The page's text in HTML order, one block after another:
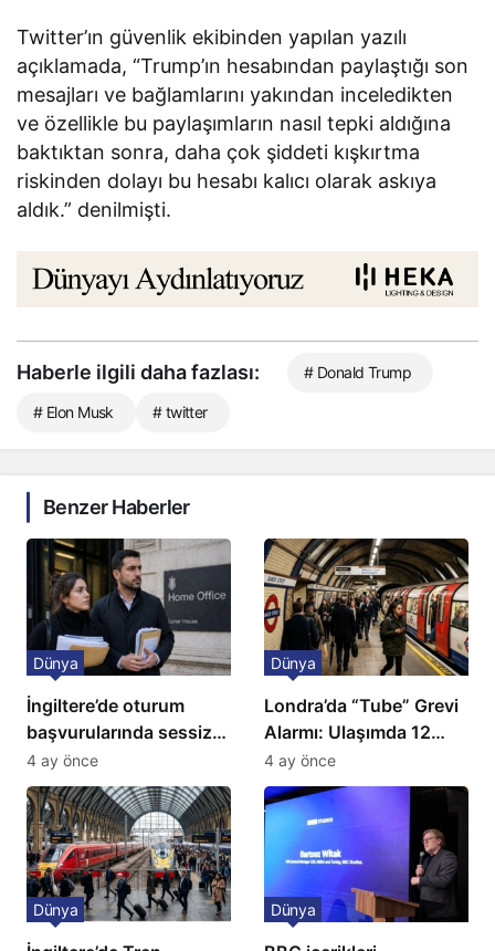
Twitter’ın güvenlik ekibinden yapılan yazılı
açıklamada, “Trump’ın hesabından paylaştığı son
mesajları ve bağlamlarını yakından inceledikten
ve özellikle bu paylaşımların nasıl tepki aldığına
baktıktan sonra, daha çok şiddeti kışkırtma
riskinden dolayı bu hesabı kalıcı olarak askıya
aldık.” denilmişti.
Haberle ilgili daha fazlası: # Donald Trump
# Elon Musk # twitter
Benzer Haberler
İngiltere’de oturum
başvurularında sessiz
kriz: Büyükelçilikten
açıklama!
Dünya
4 ay önce
Londra’da “Tube” Grevi
Alarmı: Ulaşımda 12
Günlük Kaos Kapıda
Dünya
4 ay önce
Dünya Dünya